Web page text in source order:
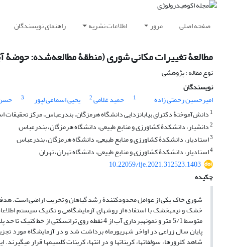
صفحه اصلی مرور اطلاعات نشریه راهنمای نویسندگان
مطالعۀ تغییرات مکانی شوری (منطقۀ ‌مطالعه‌شده:
نوع مقاله : پژوهشی
نویسندگان
امیرحسین رحمتی زاده
1 حمید غلامی2 یحیی اسماعی ل‏پور 3
1 دانش‌آموختۀ دکترا‌ی بیابان‏زدایی دانشگاه هرمزگان، بندرعباس، مرکز
2دانشیار، دانشکدۀ کشاورزی و منابع طبیعی، دانشگاه هرمزگان، بندرعباس
3استادیار، دانشکدۀ کشاورزی و منابع طبیعی، دانشگاه هرمزگان، بندرعباس
4استادیار، دانشکدۀ کشاورزی و منابع طبیعی، دانشگاه تهران، تهران
10.22059/ije.2021.312523.1403
چکیده
شوری خاک یکی از عوامل محدودکنندۀ رشد گیاهان و تخریب اراضی است.
متوسط 5/1 متر و نمونه‏برداری آب از 4 نقطه روی
پایان سال زراعی در اواخر شهریورماه برداشت شد و در آزمایشگاه مورد